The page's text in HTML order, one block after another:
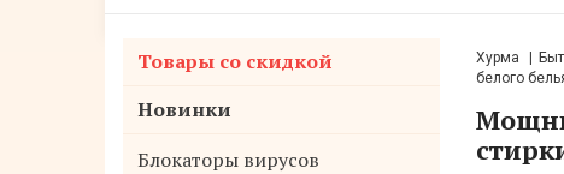
Товары со скидкой
Новинки
Блокаторы вирусов
Хурма
белого